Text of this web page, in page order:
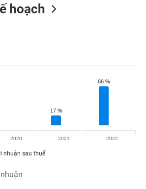
hoạch
17 %
17 %
66 %
66 %
nhuận sau thuế
2020 2021 2022